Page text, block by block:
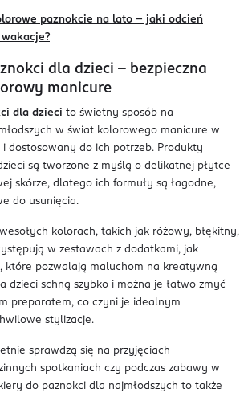
paznokcie na lato – jaki odcień
dla dzieci – bezpieczna
manicure
dla dzieci to świetny sposób na
w świat kolorowego manicure w
i dostosowany do ich potrzeb. Produkty
są tworzone z myślą o delikatnej płytce
skórze, dlatego ich formuły są łagodne,
do usunięcia.
kolorach, takich jak różowy, błękitny,
w zestawach z dodatkami, jak
które pozwalają maluchom na kreatywną
dzieci schną szybko i można je łatwo zmyć
preparatem, co czyni je idealnym
stylizacje.
sprawdzą się na przyjęciach
spotkaniach czy podczas zabawy w
do paznokci dla najmłodszych to także